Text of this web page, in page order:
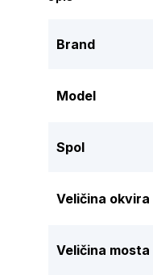
Brand
Model
Spol
Veličina okvira
Veličina mosta